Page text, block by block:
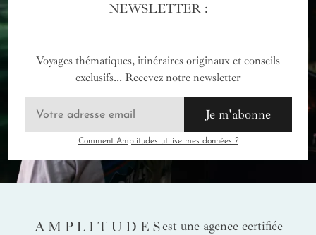
NEWSLETTER :
Voyages thématiques, itinéraires originaux et conseils
exclusifs... Recevez notre newsletter
Je m'abonne
Comment Amplitudes utilise mes données ?
AMPLITUDES
est une agence certifiée